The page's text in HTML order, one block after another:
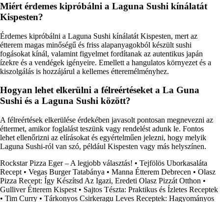
Miért érdemes kipróbálni a Laguna Sushi kínálatát
Kispesten?
Érdemes kipróbálni a Laguna Sushi kínálatát Kispesten, mert az
étterem magas minőségű és friss alapanyagokból készült sushi
fogásokat kínál, valamint figyelmet fordítanak az autentikus japán
ízekre és a vendégek igényeire. Emellett a hangulatos környezet és a
kiszolgálás is hozzájárul a kellemes étteremélményhez.
Hogyan lehet elkerülni a félreértéseket a La Guna
Sushi és a Laguna Sushi között?
A félreértések elkerülése érdekében javasolt pontosan megnevezni az
éttermet, amikor foglalást teszünk vagy rendelést adunk le. Fontos
lehet ellenőrizni az elírásokat és egyértelműen jelezni, hogy melyik
Laguna Sushi-ról van szó, például Kispesten vagy más helyszínen.
Rockstar Pizza Eger – A legjobb választás! • Tejfölös Uborkasaláta
Recept • Vegas Burger Tatabánya • Manna Étterem Debrecen • Olasz
Pizza Recept: Így Készítsd Az Igazi, Eredeti Olasz Pizzát Otthon •
Gulliver Étterem Kispest • Sajtos Tészta: Praktikus és Ízletes Receptek
• Tim Curry • Tárkonyos Csirkeragu Leves Receptek: Hagyományos